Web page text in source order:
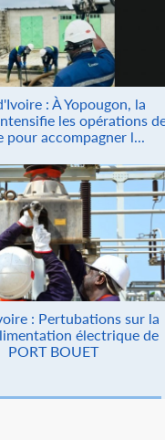
: À Yopougon, la
les opérations
pour accompagner l...
: Pertubations sur la
électrique de
PORT BOUET